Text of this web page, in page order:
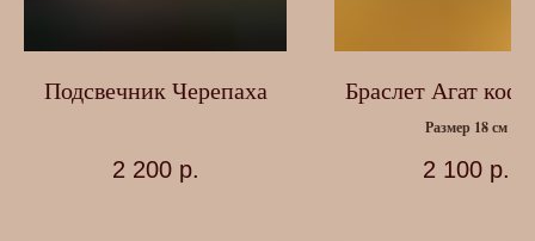
Подсвечник Черепаха
2 200 р.
Браслет Агат
Размер 18 см
2 100 р.